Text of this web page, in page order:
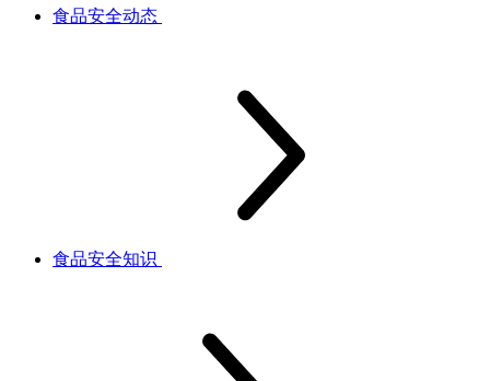
食品安全动态
食品安全知识